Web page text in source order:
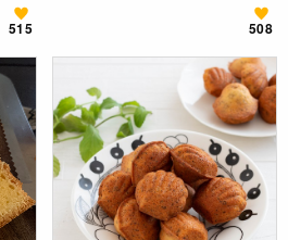
515 508